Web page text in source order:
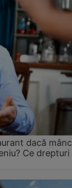
dacă
Ce drepturi